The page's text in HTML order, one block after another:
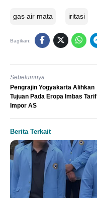
gas air mata iritasi
Bagikan:
Sebelumnya
Pengrajin Yogyakarta Alihkan
Tujuan Pada Eropa Imbas Tarif
Impor AS
Berita Terkait